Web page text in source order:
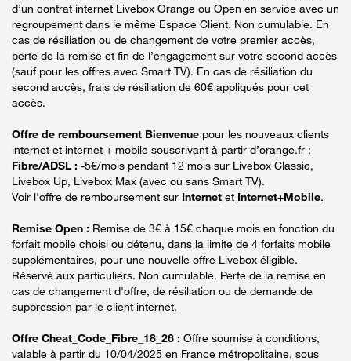
d’un contrat internet Livebox Orange ou Open en service avec un
regroupement dans le même Espace Client. Non cumulable. En
cas de résiliation ou de changement de votre premier accès,
perte de la remise et fin de l’engagement sur votre second accès
(sauf pour les offres avec Smart TV). En cas de résiliation du
second accès, frais de résiliation de 60€ appliqués pour cet
accès.
Offre de remboursement Bienvenue pour les nouveaux clients
internet et internet + mobile souscrivant à partir d’orange.fr :
Fibre/ADSL : -5€/mois pendant 12 mois sur Livebox Classic,
Livebox Up, Livebox Max (avec ou sans Smart TV).
Voir l'offre de remboursement sur Internet et Internet+Mobile.
Remise Open : Remise de 3€ à 15€ chaque mois en fonction du
forfait mobile choisi ou détenu, dans la limite de 4 forfaits mobile
supplémentaires, pour une nouvelle offre Livebox éligible.
Réservé aux particuliers. Non cumulable. Perte de la remise en
cas de changement d'offre, de résiliation ou de demande de
suppression par le client internet.
Offre Cheat_Code_Fibre_18_26 : Offre soumise à conditions,
valable à partir du 10/04/2025 en France métropolitaine, sous